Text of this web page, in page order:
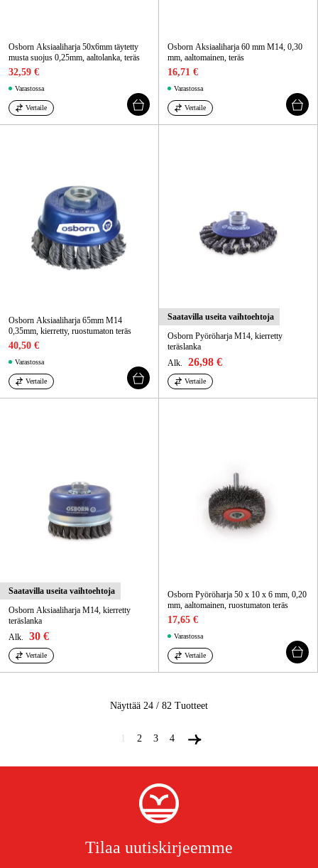
Osborn Aksiaaliharja 50x6mm täytetty
musta suojus 0,25mm, aaltolanka, teräs
32,59 €
Varastossa
Vertaile
Osborn Aksiaaliharja 60 mm M14, 0,30
mm, aaltomainen, teräs
16,71 €
Varastossa
Vertaile
Osborn Aksiaaliharja 65mm M14
0,35mm, kierretty, ruostumaton teräs
40,50 €
Varastossa
Vertaile
Saatavilla useita vaihtoehtoja
Osborn Pyöröharja M14, kierretty
teräslanka
Alk.
26,98 €
Vertaile
Saatavilla useita vaihtoehtoja
Osborn Aksiaaliharja M14, kierretty
teräslanka
Alk.
30 €
Vertaile
Osborn Pyöröharja 50 x 10 x 6 mm, 0,20
mm, aaltomainen, ruostumaton teräs
17,65 €
Varastossa
Vertaile
Näyttää 24 / 82 Tuotteet
2 3 4
Tilaa uutiskirjeemme